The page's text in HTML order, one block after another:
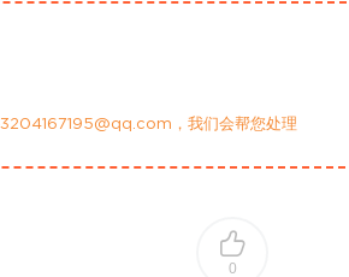
，我们会帮您处理
0